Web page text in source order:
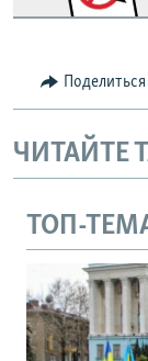
Поделиться
ЧИТАЙТЕ
ТОП-